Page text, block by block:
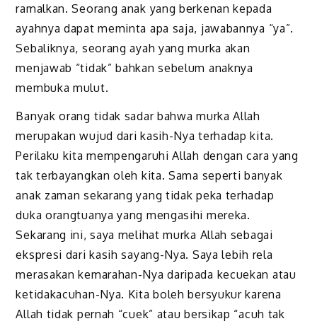
ramalkan. Seorang anak yang berkenan kepada
ayahnya dapat meminta apa saja, jawabannya “ya”.
Sebaliknya, seorang ayah yang murka akan
menjawab “tidak” bahkan sebelum anaknya
membuka mulut.
Banyak orang tidak sadar bahwa murka Allah
merupakan wujud dari kasih-Nya terhadap kita.
Perilaku kita mempengaruhi Allah dengan cara yang
tak terbayangkan oleh kita. Sama seperti banyak
anak zaman sekarang yang tidak peka terhadap
duka orangtuanya yang mengasihi mereka.
Sekarang ini, saya melihat murka Allah sebagai
ekspresi dari kasih sayang-Nya. Saya lebih rela
merasakan kemarahan-Nya daripada kecuekan atau
ketidakacuhan-Nya. Kita boleh bersyukur karena
Allah tidak pernah “cuek” atau bersikap “acuh tak